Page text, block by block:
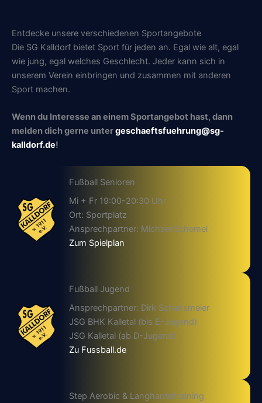
Entdecke unsere verschiedenen Sportangebote
Die SG Kalldorf bietet Sport für jeden an. Egal wie alt, egal
wie jung, egal welches Geschlecht. Jeder kann sich in
unserem Verein einbringen und zusammen mit anderen
Sport machen.
Wenn du Interesse an einem Sportangebot hast, dann
melden dich gerne untergeschaeftsfuehrung@sg-
kalldorf.de!
Fußball Senioren
Mi + Fr 19:00-20:30 Uhr
Ort: Sportplatz
Ansprechpartner: Michael Schemel
Zum Spielplan
Fußball Jugend
Ansprechpartner: Dirk Schaksmeier
JSG BHK Kalletal (bis E-Jugend)
JSG Kalletal (ab D-Jugend)
Zu Fussball.de
Step Aerobic & Langhanteltraining